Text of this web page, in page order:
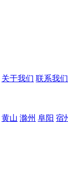
关于我们 联系我们
黄山 滁州 阜阳 宿